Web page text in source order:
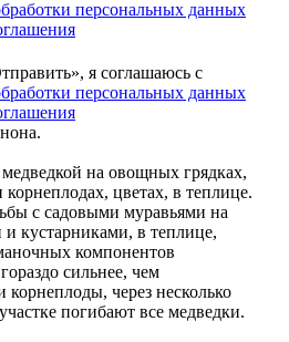
персональных данных
я соглашаюсь с
персональных данных
на овощных грядках,
цветах, в теплице.
с садовыми муравьями на
и кустарниками, в теплице,
компонентов
сильнее, чем
через несколько
погибают все медведки.